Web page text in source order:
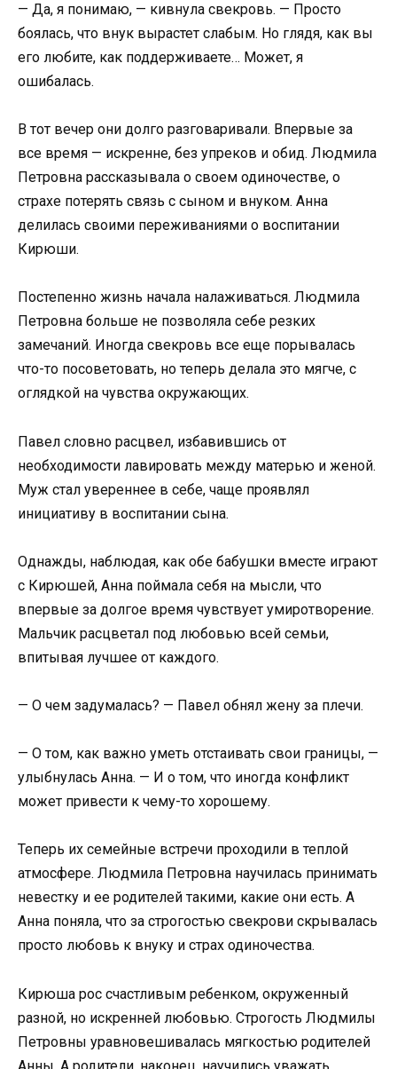
— Да, я понимаю, — кивнула свекровь. — Просто
боялась, что внук вырастет слабым. Но глядя, как вы
его любите, как поддерживаете… Может, я
ошибалась.
В тот вечер они долго разговаривали. Впервые за
все время — искренне, без упреков и обид. Людмила
Петровна рассказывала о своем одиночестве, о
страхе потерять связь с сыном и внуком. Анна
делилась своими переживаниями о воспитании
Кирюши.
Постепенно жизнь начала налаживаться. Людмила
Петровна больше не позволяла себе резких
замечаний. Иногда свекровь все еще порывалась
что-то посоветовать, но теперь делала это мягче, с
оглядкой на чувства окружающих.
Павел словно расцвел, избавившись от
необходимости лавировать между матерью и женой.
Муж стал увереннее в себе, чаще проявлял
инициативу в воспитании сына.
Однажды, наблюдая, как обе бабушки вместе играют
с Кирюшей, Анна поймала себя на мысли, что
впервые за долгое время чувствует умиротворение.
Мальчик расцветал под любовью всей семьи,
впитывая лучшее от каждого.
— О чем задумалась? — Павел обнял жену за плечи.
— О том, как важно уметь отстаивать свои границы, —
улыбнулась Анна. — И о том, что иногда конфликт
может привести к чему-то хорошему.
Теперь их семейные встречи проходили в теплой
атмосфере. Людмила Петровна научилась принимать
невестку и ее родителей такими, какие они есть. А
Анна поняла, что за строгостью свекрови скрывалась
просто любовь к внуку и страх одиночества.
Кирюша рос счастливым ребенком, окруженный
разной, но искренней любовью. Строгость Людмилы
Петровны уравновешивалась мягкостью родителей
Анны. А родители, наконец, научились уважать